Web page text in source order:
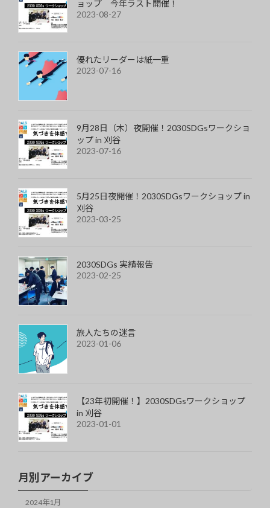
ョップ 今年ラスト開催！
2023-08-27
優れたリーダーは紙一重
2023-07-16
9月28日（木）夜開催！2030SDGsワークショ
ップ in 刈谷
2023-07-16
5月25日夜開催！2030SDGsワークショップ in
刈谷
2023-03-25
2030SDGs 実績報告
2023-02-25
旅人たちの迷言
2023-01-06
【23年初開催！】2030SDGsワークショップ
in 刈谷
2023-01-01
月別アーカイブ
2024年1月